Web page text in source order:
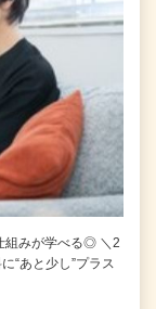
組みが学べる◎ ＼2
“あと少し”プラス